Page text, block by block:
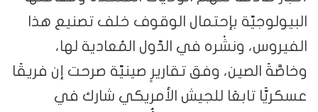
البيولوجيّة بإحتمال الوقوف خلف تصنيع هذا
الفيروس، ونشْره في الدّول المُعادية لها،
وخاصَّةً الصين، وفق تقاريرٍ صينيّة صرحت إن فريقًا
عسكريًّا تابعًا للجيش الأمريكي شارك في